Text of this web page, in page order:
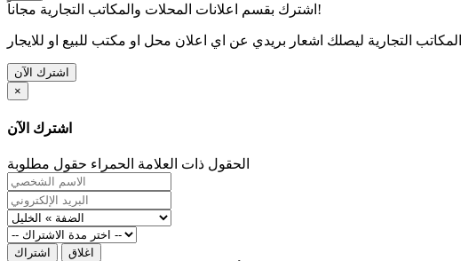
اشترك بقسم اعلانات المحلات والمكاتب التجارية مجاناً!
التجارية ليصلك اشعار بريدي عن اي اعلان محل او مكتب للبيع او للايجار
اشترك الآن
×
اشترك الآن
الحقول ذات العلامة الحمراء حقول مطلوبة
اشتراك اغلاق